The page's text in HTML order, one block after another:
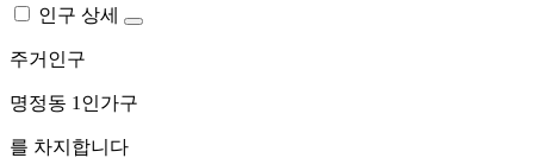
인구 상세
주거인구
명정동 1인가구
를 차지합니다